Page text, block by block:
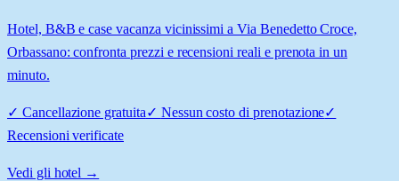
Hotel, B&B e case vacanza vicinissimi a Via Benedetto Croce,
Orbassano: confronta prezzi e recensioni reali e prenota in un
minuto.
✓ Cancellazione gratuita✓ Nessun costo di prenotazione✓
Recensioni verificate
Vedi gli hotel →